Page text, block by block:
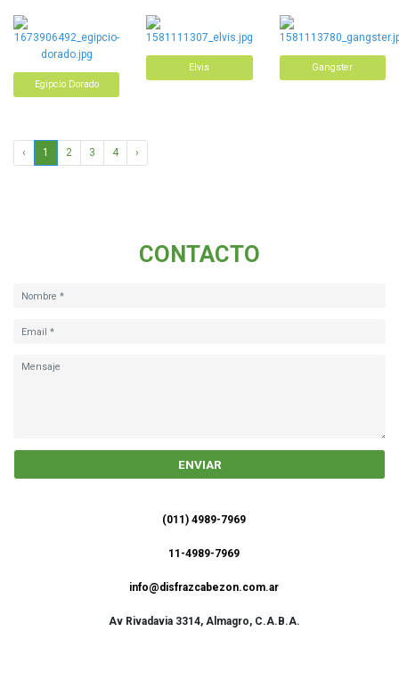
Egipcio Dorado
Elvis Gangster
‹ 1 2 3 4 ›
CONTACTO
ENVIAR
(011) 4989-7969
11-4989-7969
info@disfrazcabezon.com.ar
Av Rivadavia 3314, Almagro, C.A.B.A.